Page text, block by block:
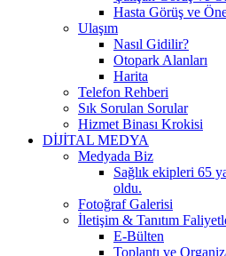
Hasta Görüş ve
Ulaşım
Nasıl Gidilir?
Otopark Alanları
Harita
Telefon Rehberi
Sık Sorulan Sorular
Hizmet Binası Krokisi
DİJİTAL MEDYA
Medyada Biz
Sağlık ekipleri 65
oldu.
Fotoğraf Galerisi
İletişim & Tanıtım
E-Bülten
Toplantı ve